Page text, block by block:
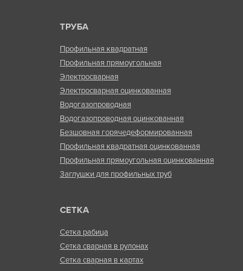
ТРУБА
Профильная квадратная
Профильная прямоугольная
Электросварная
Электросварная оцинкованная
Водогазопроводная
Водогазопроводная оцинкованная
Безшовная горячедеформированная
Профильная квадратная оцинкованная
Профильная прямоугольная оцинкованная
Заглушки для профильных труб
СЕТКА
Сетка рабица
Сетка сварная в рулонах
Сетка сварная в картах